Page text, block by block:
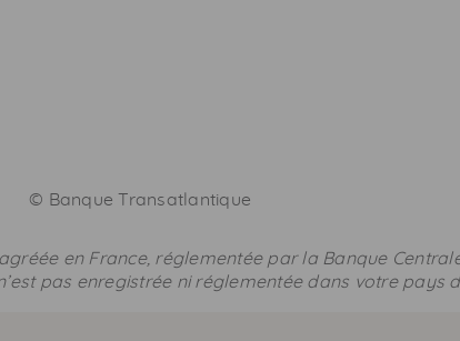
© Banque Transatlantique
en France, réglementée par la Banque
pas enregistrée ni réglementée dans votre pays